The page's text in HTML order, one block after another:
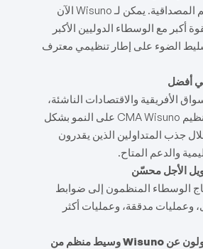
يعزز التنظيم المصداقية. يمكن لـ Wisuno الآن
أكبر مع الوسطاء الدوليين الأكبر
الضوء على إطار تنظيمي معترف
أفضل
الأفريقية والاقتصادات الناشئة،
قد يساعد تنظيم CMA Wisuno على النمو بشكل
جذب المتداولين الذين يقدرون
والدعم المتاح.
الأجل محسّن
الوسطاء المنظمون إلى ضوابط
وعمليات مدققة، وعمليات أكثر
لماذا يبحث المتداولون عن Wisuno وسيط منظم من